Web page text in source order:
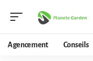
Agencement Conseils